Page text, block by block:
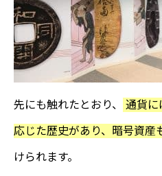
先にも触れたとおり、
通貨に
応じた歴史があり、暗号資産
けられます。